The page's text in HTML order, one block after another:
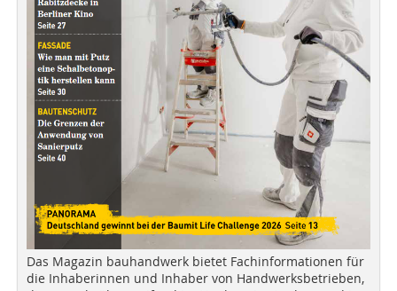
Das Magazin bauhandwerk bietet Fachinformationen für
die Inhaberinnen und Inhaber von Handwerksbetrieben,